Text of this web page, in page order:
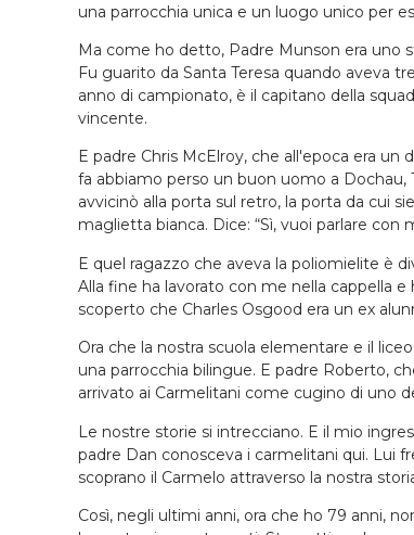
una parrocchia unica e un luogo unico per
Ma come ho detto, Padre Munson era uno
Fu guarito da Santa Teresa quando aveva
anno di campionato, è il capitano della
vincente.
E padre Chris McElroy, che all'epoca era
fa abbiamo perso un buon uomo a Dochau,
avvicinò alla porta sul retro, la porta da cui
maglietta bianca. Dice: “Sì, vuoi parlare con
E quel ragazzo che aveva la poliomielite è
Alla fine ha lavorato con me nella cappella
scoperto che Charles Osgood era un ex
Ora che la nostra scuola elementare e il
una parrocchia bilingue. E padre Roberto,
arrivato ai Carmelitani come cugino di uno
Le nostre storie si intrecciano. E il mio
padre Dan conosceva i carmelitani qui. Lui
scoprano il Carmelo attraverso la nostra
Così, negli ultimi anni, ora che ho 79 anni,